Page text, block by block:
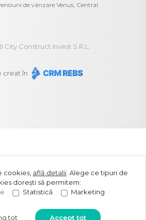
de vânzare Venus, Central
City Construct Invest S.R.L.
creat în
cookies, află detalii Alege ce tipuri de
dorești să permitem:
Statistică Marketing
tot Accept tot